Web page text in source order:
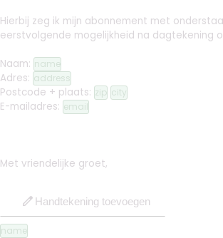
Hierbij zeg ik mijn abonnement met
eerstvolgende mogelijkheid na dagtekening
Naam: name
Adres: address
Postcode + plaats: zip city
E-mailadres: email
Met vriendelijke groet,
edit Handtekening toevoegen
name